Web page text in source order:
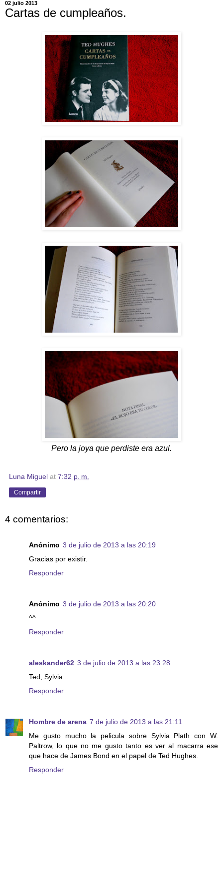
02 julio 2013
Cartas de cumpleaños.
Pero la joya que perdiste era azul.
Luna Miguel at 7:32 p. m.
Compartir
4 comentarios:
Anónimo 3 de julio de 2013 a las 20:19
Gracias por existir.
Responder
Anónimo 3 de julio de 2013 a las 20:20
^^
Responder
aleskander62 3 de julio de 2013 a las 23:28
Ted, Sylvia...
Responder
Hombre de arena 7 de julio de 2013 a las 21:11
Me gusto mucho la pelicula sobre Sylvia Plath con W.
Paltrow, lo que no me gusto tanto es ver al macarra ese
que hace de James Bond en el papel de Ted Hughes.
Responder